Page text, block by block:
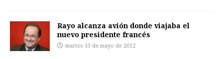
Rayo alcanza avión donde viajaba el
nuevo presidente francés
martes 15 de mayo de 2012